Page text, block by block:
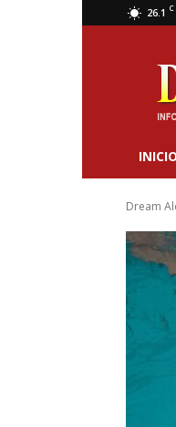
26.1 C
INICIO
Dream